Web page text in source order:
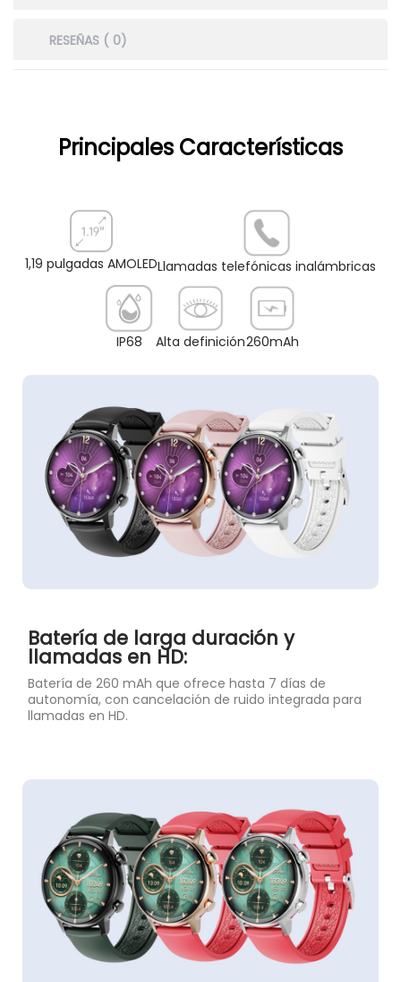
RESEÑAS ( 0)
Principales Características
1,19 pulgadas AMOLEDLlamadas telefónicas inalámbricas
IP68 Alta definición260mAh
Batería de larga duración y
llamadas en HD:
Batería de 260 mAh que ofrece hasta 7 días de
autonomía, con cancelación de ruido integrada para
llamadas en HD.